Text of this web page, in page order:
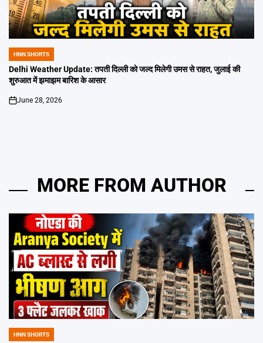
POSTED
IN
HNN SHORTS
Delhi Weather Update: तपती दिल्ली को जल्द मिलेगी उमस से राहत, जुलाई की
शुरुआत में झमाझम बारिश के आसार
on
June 28, 2026
MORE FROM AUTHOR
POSTED
HNN SHORTS